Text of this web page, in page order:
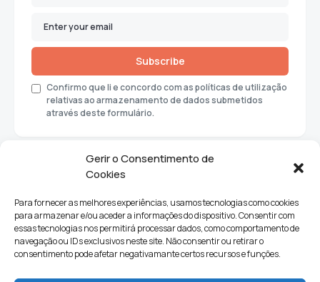
Gerir o Consentimento de
Cookies
Para fornecer as melhores experiências, usamos tecnologias como cookies
para armazenar e/ou aceder a informações do dispositivo. Consentir com
essas tecnologias nos permitirá processar dados, como comportamento de
navegação ou IDs exclusivos neste site. Não consentir ou retirar o
consentimento pode afetar negativamante certos recursos e funções.
Subscribe
Confirmo que li e concordo com as políticas de utilização
relativas ao armazenamento de dados submetidos
através deste formulário.